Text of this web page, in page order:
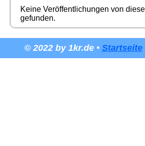
Keine Veröffentlichungen von
gefunden.
© 2022 by 1kr.de • Startseite